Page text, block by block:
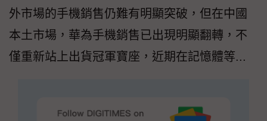
外市場的手機銷售仍難有明顯突破，但在中國
本土市場，華為手機銷售已出現明顯翻轉，不
僅重新站上出貨冠軍寶座，近期在記憶體等...